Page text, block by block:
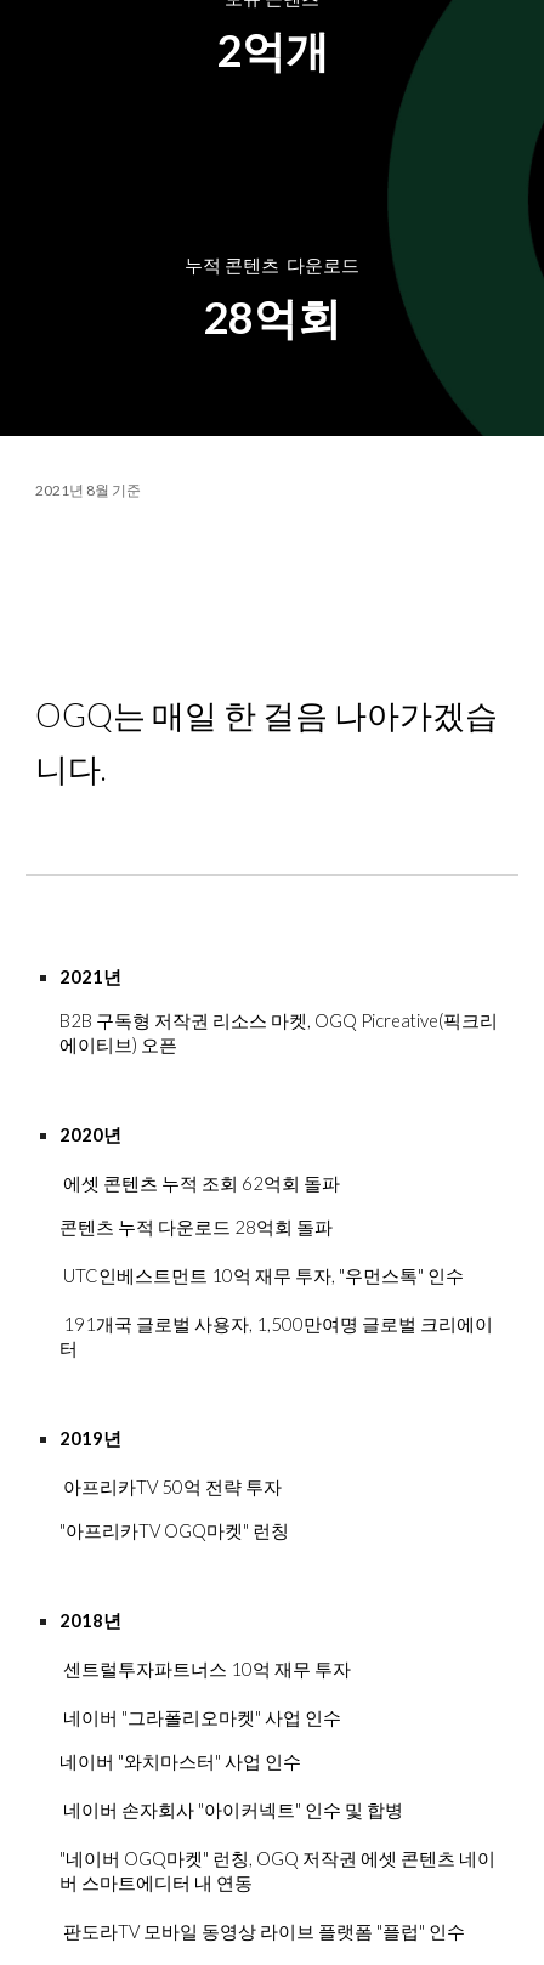
2억개
누적 콘텐츠  다운로드
28억회
2021년 8월 기준
OGQ는 매일 한 걸음 나아가겠습
니다.
2021년
B2B 구독형 저작권 리소스 마켓, OGQ Picreative(픽크리
에이티브) 오픈
2020년
에셋 콘텐츠 누적 조회 62억회 돌파
콘텐츠 누적 다운로드 28억회 돌파
UTC인베스트먼트 10억 재무 투자, "우먼스톡" 인수
터
2019년
아프리카TV 50억 전략 투자
"아프리카TV OGQ마켓" 런칭
2018년
센트럴투자파트너스 10억 재무 투자
네이버 "그라폴리오마켓" 사업 인수
네이버 "와치마스터" 사업 인수
네이버 손자회사 "아이커넥트" 인수 및 합병
"네이버 OGQ마켓" 런칭, OGQ 저작권 에셋 콘텐츠 네이
버 스마트에디터 내 연동
판도라TV 모바일 동영상 라이브 플랫폼 "플럽" 인수